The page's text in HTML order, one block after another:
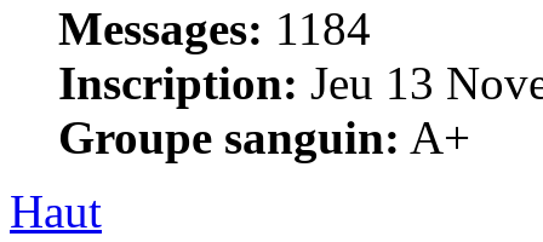
Messages: 1184
Inscription: Jeu 13
Groupe sanguin: A+
Haut